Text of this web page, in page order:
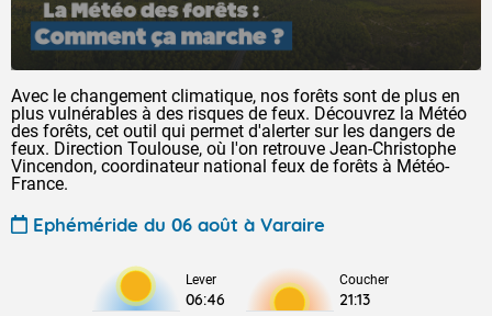
Avec le changement climatique, nos forêts sont de plus en
plus vulnérables à des risques de feux. Découvrez la Météo
des forêts, cet outil qui permet d'alerter sur les dangers de
feux. Direction Toulouse, où l'on retrouve Jean-Christophe
Vincendon, coordinateur national feux de forêts à Météo-
France.
Ephéméride du 06 août à Varaire
Lever
06:46
Coucher
21:13